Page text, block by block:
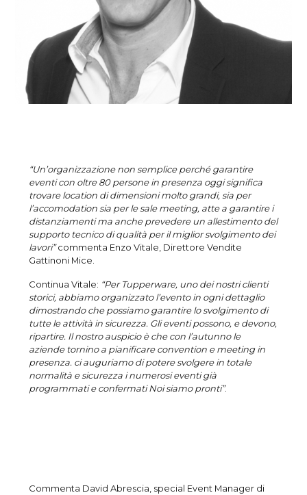
“Un’organizzazione non semplice perché garantire
eventi con oltre 80 persone in presenza oggi significa
trovare location di dimensioni molto grandi, sia per
l’accomodation sia per le sale meeting, atte a garantire i
distanziamenti ma anche prevedere un allestimento del
supporto tecnico di qualità per il miglior svolgimento dei
lavori”commenta Enzo Vitale, Direttore Vendite
Gattinoni Mice.
Continua Vitale: “Per Tupperware, uno dei nostri clienti
storici, abbiamo organizzato l’evento in ogni dettaglio
dimostrando che possiamo garantire lo svolgimento di
tutte le attività in sicurezza. Gli eventi possono, e devono,
ripartire. Il nostro auspicio è che con l’autunno le
aziende tornino a pianificare convention e meeting in
presenza. ci auguriamo di potere svolgere in totale
normalità e sicurezza i numerosi eventi già
programmati e confermati Noi siamo pronti”.
Commenta David Abrescia, special Event Manager di